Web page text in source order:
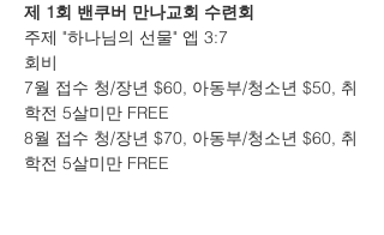
제 1회 밴쿠버 만나교회 수련회
주제 "하나님의 선물" 엡 3:7
회비
7월 접수 청/장년 $60, 아동부/청소년 $50, 취
학전 5살미만 FREE
8월 접수 청/장년 $70, 아동부/청소년 $60, 취
학전 5살미만 FREE